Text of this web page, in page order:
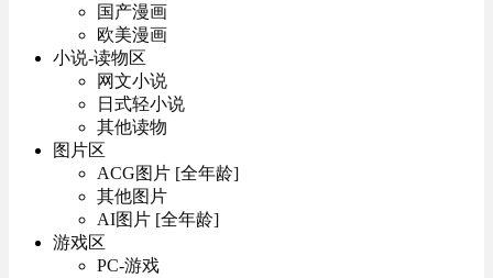
国产漫画
欧美漫画
小说-读物区
网文小说
日式轻小说
其他读物
图片区
ACG图片 [全年龄]
其他图片
AI图片 [全年龄]
游戏区
PC-游戏